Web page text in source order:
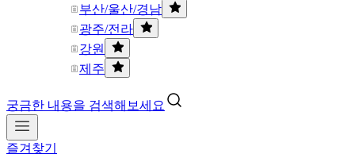
부산/울산/경남
광주/전라
강원
제주
궁금한 내용을 검색해보세요
즐겨찾기